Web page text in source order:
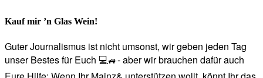
Kauf mir ’n Glas Wein!
Guter Journalismus ist nicht umsonst, wir geben jeden Tag
unser Bestes für Euch 💻🚙- aber wir brauchen dafür auch